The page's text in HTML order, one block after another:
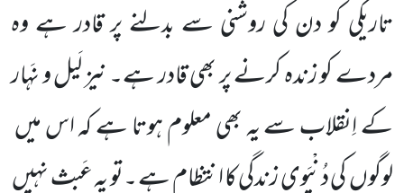
تاریکی کو دن کی روشنی سے بدلنے پر قادر ہے وہ
مردے کو زندہ کرنے پر بھی قادر ہے۔ نیز لَیل و نَہار
کے اِنقلاب سے یہ بھی معلوم ہوتا ہے کہ اس میں
لوگوں کی دُنْیَوی زندگی کا انتظام ہے ۔تو یہ عَبث نہیں